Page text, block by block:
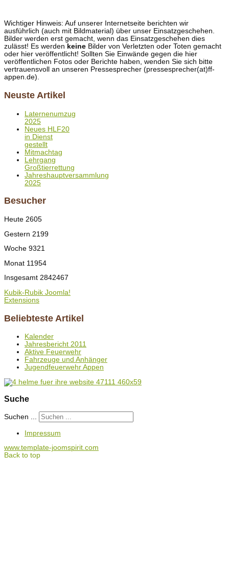
Wichtiger Hinweis: Auf unserer Internetseite berichten wir
ausführlich (auch mit Bildmaterial) über unser Einsatzgeschehen.
Bilder werden erst gemacht, wenn das Einsatzgeschehen dies
zulässt! Es werden keine Bilder von Verletzten oder Toten gemacht
oder hier veröffentlicht! Sollten Sie Einwände gegen die hier
veröffentlichen Fotos oder Berichte haben, wenden Sie sich bitte
vertrauensvoll an unseren Pressesprecher (pressesprecher(at)ff-
appen.de).
Neuste Artikel
Laternenumzug
2025
Neues HLF20
in Dienst
gestellt
Mitmachtag
Lehrgang
Großtierrettung
Jahreshauptversammlung
2025
Besucher
Heute 2605
Gestern 2199
Woche 9321
Monat 11954
Insgesamt 2842467
Kubik-Rubik Joomla!
Extensions
Beliebteste Artikel
Kalender
Jahresbericht 2011
Aktive Feuerwehr
Fahrzeuge und Anhänger
Jugendfeuerwehr Appen
Suche
Suchen ...
Impressum
www.template-joomspirit.com
Back to top